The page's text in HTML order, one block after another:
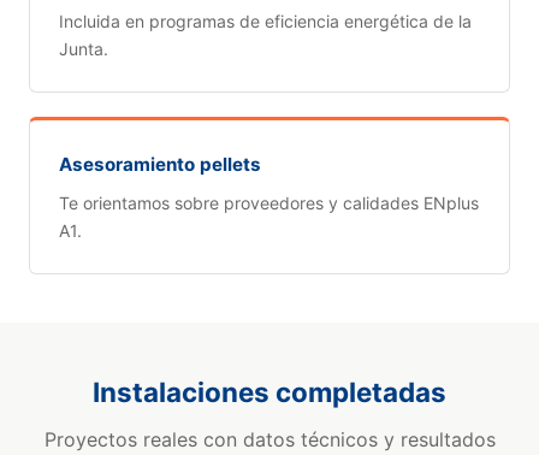
Incluida en programas de eficiencia energética de la
Junta.
Asesoramiento pellets
Te orientamos sobre proveedores y calidades ENplus
A1.
Instalaciones completadas
Proyectos reales con datos técnicos y resultados